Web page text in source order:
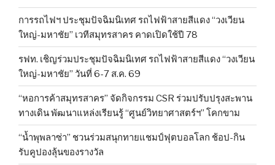
การรถไฟฯ ประชุมปัจฉิมนิเทศ รถไฟฟ้าสายสีแดง “วงเวียน
ใหญ่-มหาชัย” เวทีสมุทรสาคร คาดเปิดใช้ปี 78
รฟท. เชิญร่วมประชุมปัจฉิมนิเทศ รถไฟฟ้าสายสีแดง “วงเวียน
ใหญ่-มหาชัย” วันที่ 6-7 ส.ค. 69
“หอการค้าสมุทรสาคร” จัดกิจกรรม CSR ร่วมปรับปรุงสะพาน
ทางเดิน พัฒนาแหล่งเรียนรู้ “ศูนย์วิทยาศาสตร์ฯ” โคกขาม
“น้ำพุพลาซ่า” ชวนร่วมสนุกทายแชมป์ฟุตบอลโลก ช้อป-กิน
รับคูปองลุ้นของรางวัล